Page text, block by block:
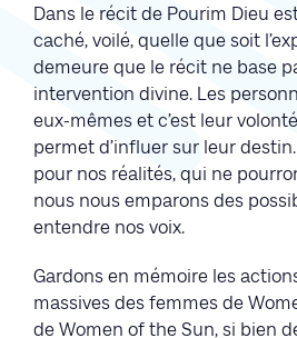
Dans le récit de Pourim Dieu
caché, voilé, quelle que soit
demeure que le récit ne base
intervention divine. Les
eux-mêmes et c’est leur
permet d’influer sur leur
pour nos réalités, qui ne
nous nous emparons des
entendre nos voix.
Gardons en mémoire les
massives des femmes de
de Women of the Sun, si bien